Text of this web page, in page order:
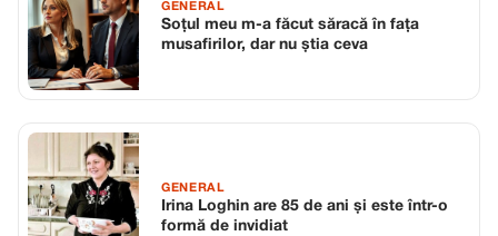
GENERAL
Soțul meu m-a făcut săracă în fața
musafirilor, dar nu știa ceva
GENERAL
Irina Loghin are 85 de ani și este într-o
formă de invidiat